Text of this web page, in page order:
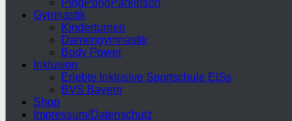
PingPongParkinson
Gymnastik
Kinderturnen
Damengymnastik
Body Power
Inklusion
Erlebte Inklusive Sportschule EISs
BVS Bayern
Shop
Impressum/Datenschutz